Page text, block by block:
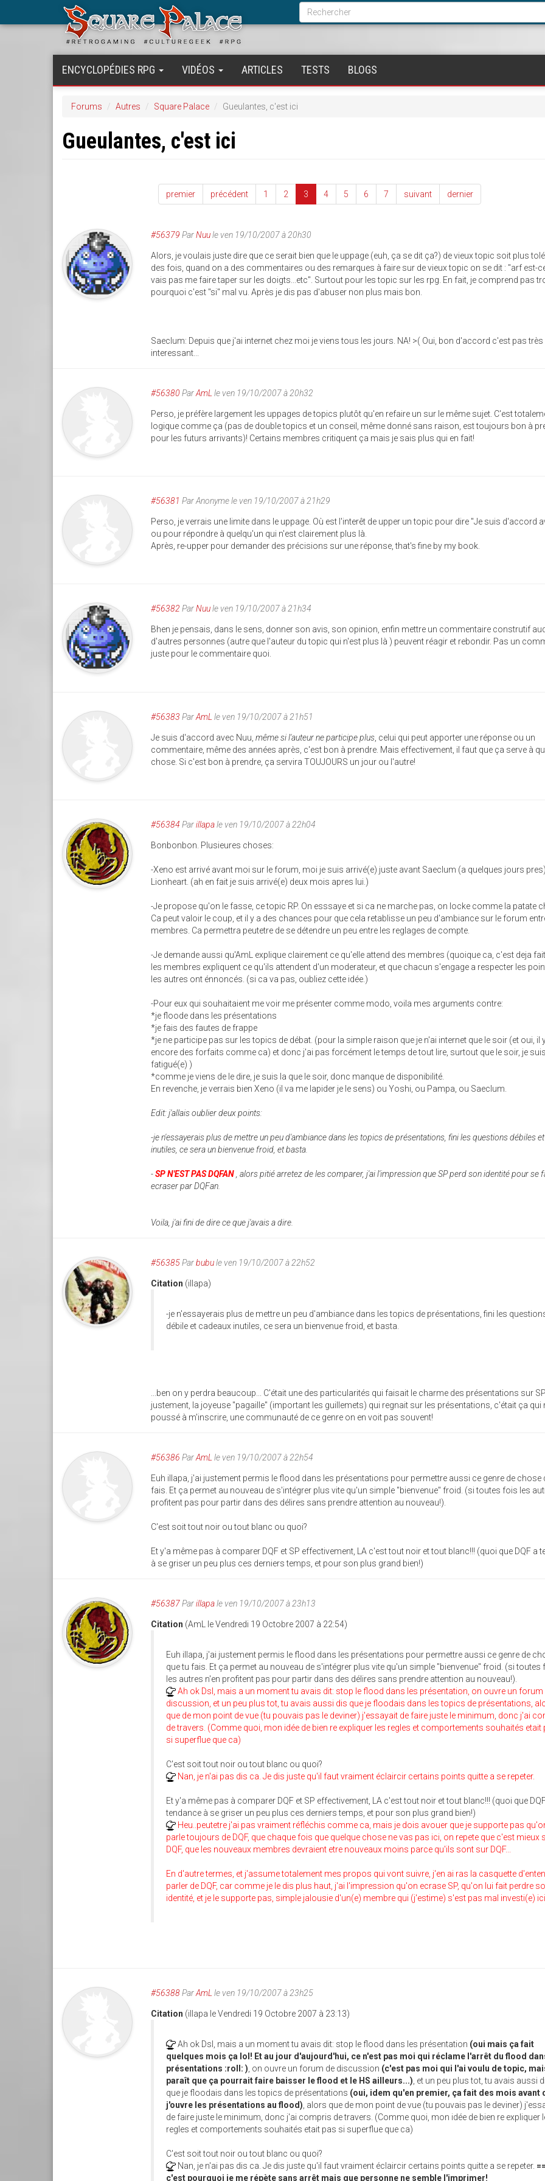
Formulaire
de
recherche
Rechercher
ENCYCLOPÉDIES RPG VIDÉOS ARTICLES TESTS BLOGS
Forums Autres Square Palace Gueulantes, c'est ici
Gueulantes, c'est ici
premier précédent 1 2 3 4 5 6 7 suivant dernier
#56379 ParNuule ven 19/10/2007 à 20h30
Alors, je voulais juste dire que ce serait bien que le uppage (euh, ça se dit ça?) de vieux topic soit plus
des fois, quand on a des commentaires ou des remarques à faire sur de vieux topic on se dit : "arf est-
vais pas me faire taper sur les doigts...etc". Surtout pour les topic sur les rpg. En fait, je comprend pas
pourquoi c'est "si" mal vu. Après je dis pas d'abuser non plus mais bon.
Saeclum: Depuis que j'ai internet chez moi je viens tous les jours. NA! >( Oui, bon d'accord c'est pas très
interessant...
#56380 ParAmL le ven 19/10/2007 à 20h32
Perso, je préfère largement les uppages de topics plutôt qu'en refaire un sur le même sujet. C'est
logique comme ça (pas de double topics et un conseil, même donné sans raison, est toujours bon à
pour les futurs arrivants)! Certains membres critiquent ça mais je sais plus qui en fait!
#56381 ParAnonymele ven 19/10/2007 à 21h29
Perso, je verrais une limite dans le uppage. Où est l'interêt de upper un topic pour dire "Je suis d'accord
ou pour répondre à quelqu'un qui n'est clairement plus là.
Après, re-upper pour demander des précisions sur une réponse, that's fine by my book.
#56382 ParNuule ven 19/10/2007 à 21h34
Bhen je pensais, dans le sens, donner son avis, son opinion, enfin mettre un commentaire construtif
d'autres personnes (autre que l'auteur du topic qui n'est plus là ) peuvent réagir et rebondir. Pas un
juste pour le commentaire quoi.
#56383 ParAmL le ven 19/10/2007 à 21h51
Je suis d'accord avec Nuu,même si l'auteur ne participe plus , celui qui peut apporter une réponse ou un
commentaire, même des années après, c'est bon à prendre. Mais effectivement, il faut que ça serve à
chose. Si c'est bon à prendre, ça servira TOUJOURS un jour ou l'autre!
#56384 Parillapale ven 19/10/2007 à 22h04
Bonbonbon. Plusieures choses:
-Xeno est arrivé avant moi sur le forum, moi je suis arrivé(e) juste avant Saeclum (a quelques jours
Lionheart. (ah en fait je suis arrivé(e) deux mois apres lui.)
-Je propose qu'on le fasse, ce topic RP. On esssaye et si ca ne marche pas, on locke comme la patate
Ca peut valoir le coup, et il y a des chances pour que cela retablisse un peu d'ambiance sur le forum
membres. Ca permettra peutetre de se détendre un peu entre les reglages de compte.
-Je demande aussi qu'AmL explique clairement ce qu'elle attend des membres (quoique ca, c'est deja
les membres expliquent ce qu'ils attendent d'un moderateur, et que chacun s'engage a respecter les
les autres ont énnoncés. (si ca va pas, oubliez cette idée.)
-Pour eux qui souhaitaient me voir me présenter comme modo, voila mes arguments contre:
*je floode dans les présentations
*je fais des fautes de frappe
*je ne participe pas sur les topics de débat. (pour la simple raison que je n'ai internet que le soir (et oui, il
encore des forfaits comme ca) et donc j'ai pas forcément le temps de tout lire, surtout que le soir, je suis
fatigué(e) )
*comme je viens de le dire, je suis la que le soir, donc manque de disponibilité.
En revenche, je verrais bien Xeno (il va me lapider je le sens) ou Yoshi, ou Pampa, ou Saeclum.
Edit: j'allais oublier deux points:
-je n'essayerais plus de mettre un peu d'ambiance dans les topics de présentations, fini les questions débiles
inutiles, ce sera un bienvenue froid, et basta.
-SP N'EST PAS DQFAN , alors pitié arretez de les comparer, j'ai l'impression que SP perd son identité pour se
ecraser par DQFan.
Voila, j'ai fini de dire ce que j'avais a dire.
#56385Parbubule ven 19/10/2007 à 22h52
Citation (illapa)
-je n'essayerais plus de mettre un peu d'ambiance dans les topics de présentations, fini les
débile et cadeaux inutiles, ce sera un bienvenue froid, et basta.
...ben on y perdra beaucoup... C'était une des particularités qui faisait le charme des présentations sur
justement, la joyeuse "pagaille" (important les guillemets) qui regnait sur les présentations, c'était ça qui
poussé à m'inscrire, une communauté de ce genre on en voit pas souvent!
#56386 ParAmL le ven 19/10/2007 à 22h54
Euh illapa, j'ai justement permis le flood dans les présentations pour permettre aussi ce genre de chose
fais. Et ça permet au nouveau de s'intégrer plus vite qu'un simple "bienvenue" froid. (si toutes fois les
profitent pas pour partir dans des délires sans prendre attention au nouveau!).
C'est soit tout noir ou tout blanc ou quoi?
Et y'a même pas à comparer DQF et SP effectivement, LA c'est tout noir et tout blanc!!! (quoi que DQF a
à se griser un peu plus ces derniers temps, et pour son plus grand bien!)
#56387Parillapale ven 19/10/2007 à 23h13
Citation (AmL le Vendredi 19 Octobre 2007 à 22:54)
Euh illapa, j'ai justement permis le flood dans les présentations pour permettre aussi ce genre de
que tu fais. Et ça permet au nouveau de s'intégrer plus vite qu'un simple "bienvenue" froid. (si toutes
les autres n'en profitent pas pour partir dans des délires sans prendre attention au nouveau!).
Ah ok Dsl, mais a un moment tu avais dit: stop le flood dans les présentation, on ouvre un forum
discussion, et un peu plus tot, tu avais aussi dis que je floodais dans les topics de présentations,
que de mon point de vue (tu pouvais pas le deviner) j'essayait de faire juste le minimum, donc j'ai
de travers. (Comme quoi, mon idée de bien re expliquer les regles et comportements souhaités etait
si superflue que ca)
C'est soit tout noir ou tout blanc ou quoi?
Nan, je n'ai pas dis ca. Je dis juste qu'il faut vraiment éclaircir certains points quitte a se repeter.
Et y'a même pas à comparer DQF et SP effectivement, LA c'est tout noir et tout blanc!!! (quoi que
tendance à se griser un peu plus ces derniers temps, et pour son plus grand bien!)
Heu..peutetre j'ai pas vraiment réfléchis comme ca, mais je dois avouer que je supporte pas
parle toujours de DQF, que chaque fois que quelque chose ne vas pas ici, on repete que c'est mieux
DQF, que les nouveaux membres devraient etre nouveaux moins parce qu'ils sont sur DQF...
En d'autre termes, et j'assume totalement mes propos qui vont suivre, j'en ai ras la casquette
parler de DQF, car comme je le dis plus haut, j'ai l'impression qu'on ecrase SP, qu'on lui fait perdre
identité, et je le supporte pas, simple jalousie d'un(e) membre qui (j'estime) s'est pas mal investi(e) ici.
#56388ParAmL le ven 19/10/2007 à 23h25
Citation (illapa le Vendredi 19 Octobre 2007 à 23:13)
Ah ok Dsl, mais a un moment tu avais dit: stop le flood dans les présentation (oui mais ça fait
quelques mois ça lol! Et au jour d'aujourd'hui, ce n'est pas moi qui réclame l'arrêt du flood
présentations :roll: ) , on ouvre un forum de discussion (c'est pas moi qui l'ai voulu de topic,
paraît que ça pourrait faire baisser le flood et le HS ailleurs...) , et un peu plus tot, tu avais aussi
que je floodais dans les topics de présentations (oui, idem qu'en premier, ça fait des mois avant
j'ouvre les présentations au flood) , alors que de mon point de vue (tu pouvais pas le deviner)
de faire juste le minimum, donc j'ai compris de travers. (Comme quoi, mon idée de bien re expliquer
regles et comportements souhaités etait pas si superflue que ca)
C'est soit tout noir ou tout blanc ou quoi?
Nan, je n'ai pas dis ca. Je dis juste qu'il faut vraiment éclaircir certains points quitte a se repeter.
c'est pourquoi je me répète sans arrêt mais que personne ne semble l'imprimer!